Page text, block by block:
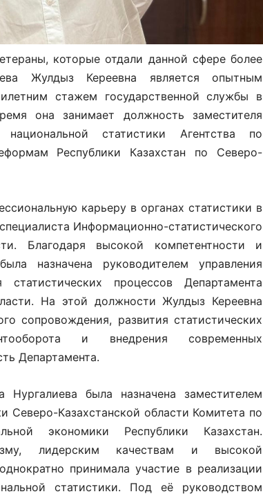
которые отдали данной сфере более
Жулдыз Кереевна является опытным
стажем государственной службы в
она занимает должность заместителя
статистики Агентства по
Республики Казахстан по Северо-
карьеру в органах статистики в
Информационно-статистического
Благодаря высокой компетентности и
назначена руководителем управления
процессов Департамента
На этой должности Жулдыз Кереевна
сопровождения, развития статистических
и внедрения современных
Департамента.
была назначена заместителем
Северо-Казахстанской области Комитета по
экономики Республики Казахстан.
лидерским качествам и высокой
принимала участие в реализации
статистики. Под её руководством